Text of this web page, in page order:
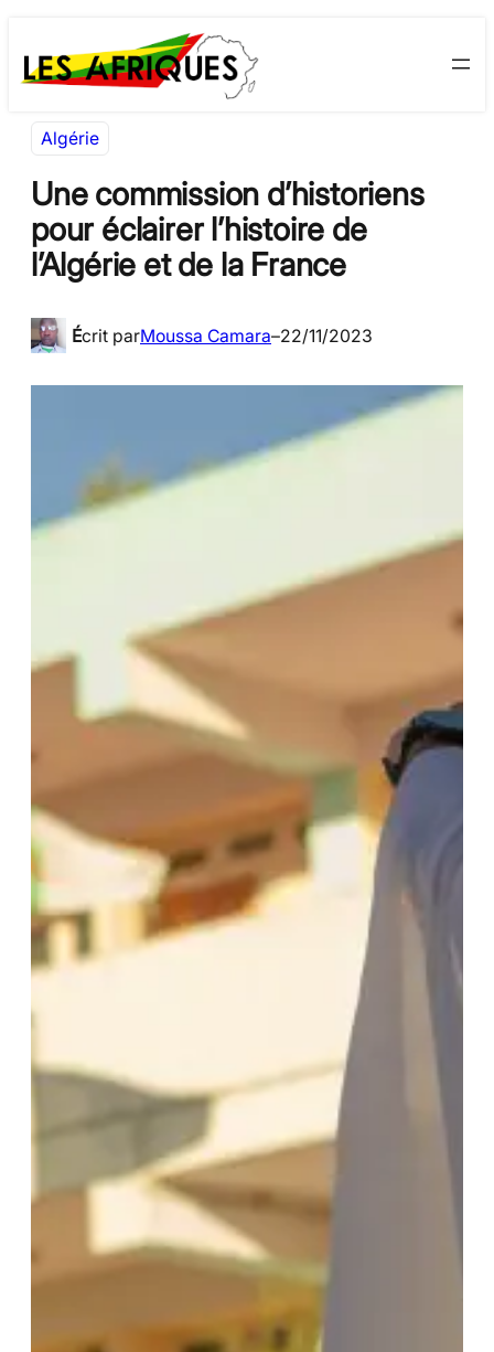
au
contenu
to
content
Algérie
Une commission d’historiens
pour éclairer l’histoire de
l’Algérie et de la France
Écrit parMoussa Camara–22/11/2023